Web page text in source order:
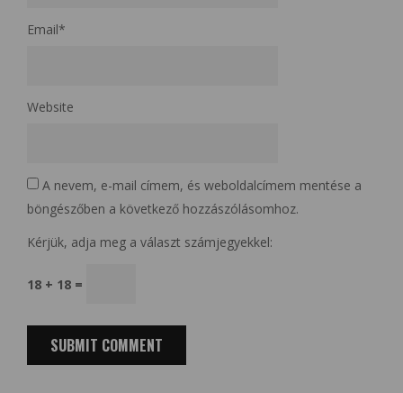
Email*
Website
A nevem, e-mail címem, és weboldalcímem mentése a
böngészőben a következő hozzászólásomhoz.
Kérjük, adja meg a választ számjegyekkel:
18 + 18 =